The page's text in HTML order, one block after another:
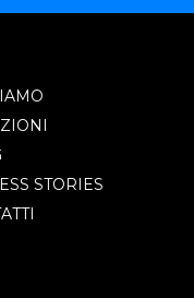
STORIES